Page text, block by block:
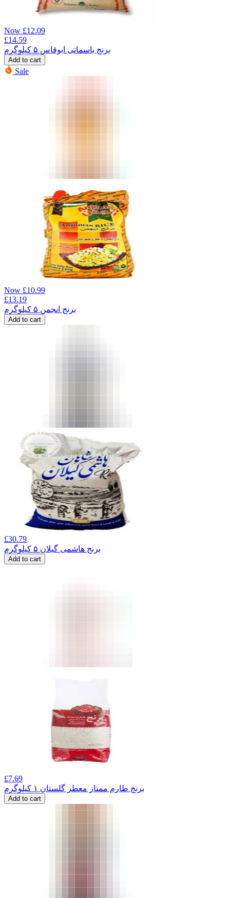
Now £12.09
£14.59
برنج باسماتی ابوقاس ۵ کیلوگرم
Add to cart
Sale
Now £10.99
£13.19
برنج انجمن ۵ کیلوگرم
Add to cart
£30.79
برنج هاشمی گیلان ۵ کیلوگرم
Add to cart
£7.69
برنج طارم ممتاز معطر گلستان ۱ کیلوگرم
Add to cart